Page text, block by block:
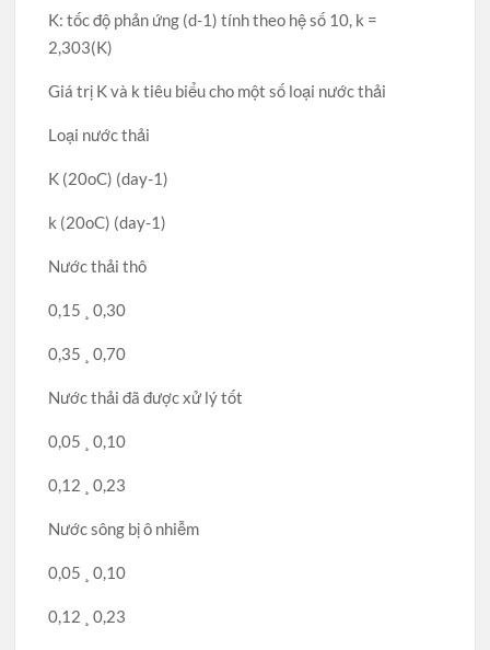
K: tốc độ phản ứng (d-1) tính theo hệ số 10, k =
2,303(K)
Giá trị K và k tiêu biểu cho một số loại nước thải
Loại nước thải
K (20oC) (day-1)
k (20oC) (day-1)
Nước thải thô
0,15 ¸ 0,30
0,35 ¸ 0,70
Nước thải đã được xử lý tốt
0,05 ¸ 0,10
0,12 ¸ 0,23
Nước sông bị ô nhiễm
0,05 ¸ 0,10
0,12 ¸ 0,23